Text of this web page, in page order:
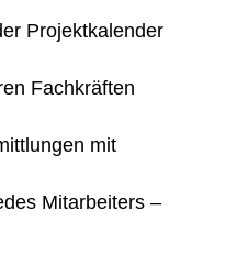
Projektkalender
Fachkräften
mit
Mitarbeiters –